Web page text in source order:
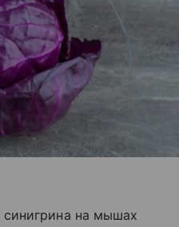
синигрина на мышах